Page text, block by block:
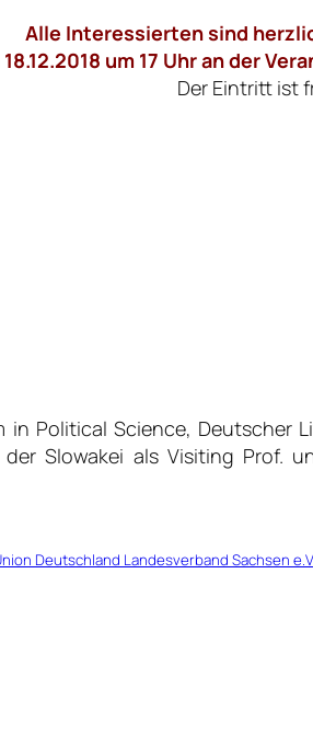
Alle Interessierten sind
18.12.2018 um 17 Uhr an der
Der Eintritt ist
in Political Science, Deutscher
Slowakei als Visiting Prof.
Deutschland Landesverband Sachsen e.V